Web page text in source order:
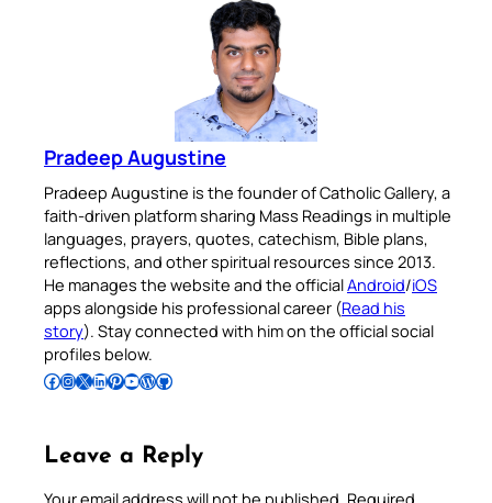
Pradeep Augustine
Pradeep Augustine is the founder of Catholic Gallery, a
faith-driven platform sharing Mass Readings in multiple
languages, prayers, quotes, catechism, Bible plans,
reflections, and other spiritual resources since 2013.
He manages the website and the officialAndroid/iOS
apps alongside his professional career (Read his
story). Stay connected with him on the official social
profiles below.
Follow Pradeep on Facebook Follow Pradeep on InstagramFollow Pradeep on X Follow Pradeep on LinkedIn Follow Pradeep on Pinterest Subscribe to Pradeep’s Youtube Channel Follow Pradeep on WordPress Follow Pradeep on GitHub
Leave a Reply